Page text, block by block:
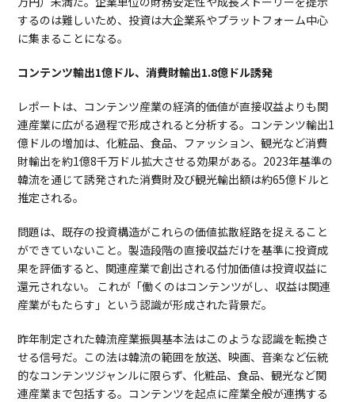
するのは難しいため、投資は大企業系やプラットフォーム中心
に集まることになる。
コンテンツ輸出1億ドル、消費財輸出1.8億ドル誘発
レポートは、コンテンツ産業の経済的価値が直接収益よりも関
連産業に広がる過程で形成されると分析する。コンテンツ輸出1
億ドルの増加は、化粧品、食品、ファッション、観光など消費
財輸出を約1億8千万ドル拡大させる効果がある。2023年基準の
韓流を通じて誘発された消費財及び観光輸出額は約65億ドルと
推定される。
問題は、既存の投資構造がこれらの価値拡散経路を捉えること
ができていないこと。製造段階の直接収益だけを基準に投資成
果を評価すると、関連産業で創出される付加価値は投資収益に
還元されない。 これが「働くのはコンテンツがし、収益は関連
産業がもたらす」という認識が形成された背景だ。
昨年制定された韓流産業振興基本法はこのような認識を転換さ
せる信号だ。この法は韓流の範囲を放送、映画、音楽など伝統
的なコンテンツジャンルに限らず、化粧品、食品、観光など関
連産業まで包括する。コンテンツを起点に産業全般が連携する